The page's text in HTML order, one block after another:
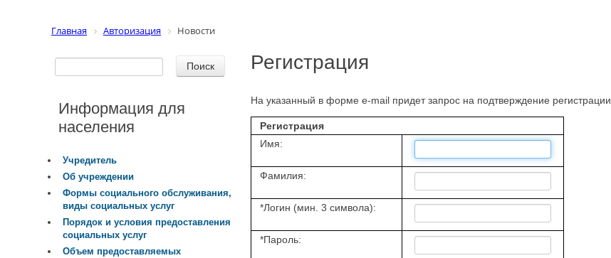
Главная Авторизация Новости
Регистрация
На указанный в форме e-mail придет запрос на подтверждение регистрации.
Регистрация
Имя:
Фамилия:
*Логин (мин. 3 символа):
*Пароль:
Информация для
населения
Учредитель
Об учреждении
Формы социального обслуживания,
виды социальных услуг
Порядок и условия предоставления
социальных услуг
Объем предоставляемых